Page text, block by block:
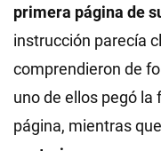
primera página de
instrucción parecía
comprendieron de
uno de ellos pegó la
página, mientras